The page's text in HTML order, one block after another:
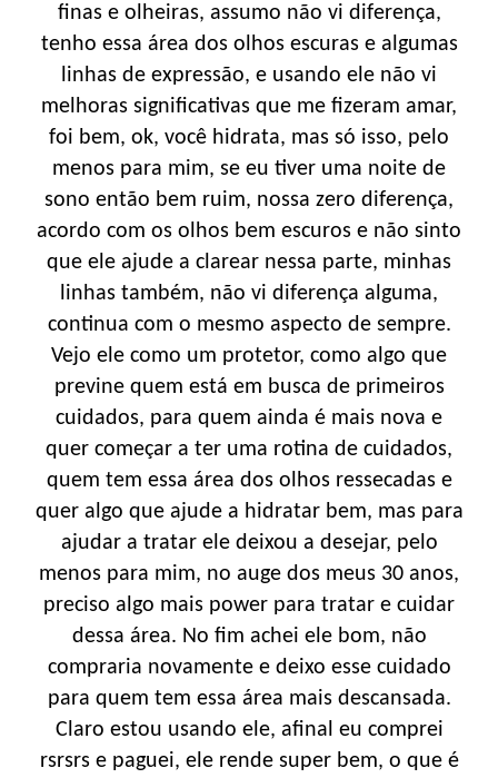
finas e olheiras, assumo não vi diferença,
tenho essa área dos olhos escuras e algumas
linhas de expressão, e usando ele não vi
melhoras significativas que me fizeram amar,
foi bem, ok, você hidrata, mas só isso, pelo
menos para mim, se eu tiver uma noite de
sono então bem ruim, nossa zero diferença,
acordo com os olhos bem escuros e não sinto
que ele ajude a clarear nessa parte, minhas
linhas também, não vi diferença alguma,
continua com o mesmo aspecto de sempre.
Vejo ele como um protetor, como algo que
previne quem está em busca de primeiros
cuidados, para quem ainda é mais nova e
quer começar a ter uma rotina de cuidados,
quem tem essa área dos olhos ressecadas e
quer algo que ajude a hidratar bem, mas para
ajudar a tratar ele deixou a desejar, pelo
menos para mim, no auge dos meus 30 anos,
preciso algo mais power para tratar e cuidar
dessa área. No fim achei ele bom, não
compraria novamente e deixo esse cuidado
para quem tem essa área mais descansada.
Claro estou usando ele, afinal eu comprei
rsrsrs e paguei, ele rende super bem, o que é